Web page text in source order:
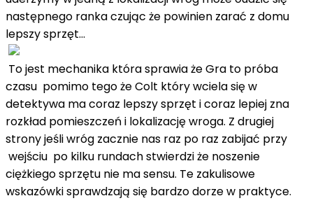
następnego ranka czując że powinien zarać z domu
lepszy sprzęt...
To jest mechanika która sprawia że Gra to próba
czasu pomimo tego że Colt który wciela się w
detektywa ma coraz lepszy sprzęt i coraz lepiej zna
rozkład pomieszczeń i lokalizację wroga. Z drugiej
strony jeśli wróg zacznie nas raz po raz zabijać przy
wejściu po kilku rundach stwierdzi że noszenie
ciężkiego sprzętu nie ma sensu. Te zakulisowe
wskazówki sprawdzają się bardzo dorze w praktyce.